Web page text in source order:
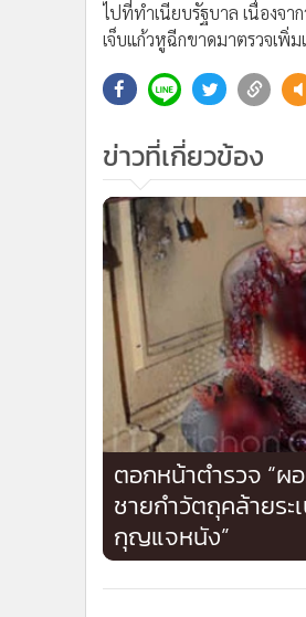
ไปที่ทำเนียบรัฐบาล เนื่องจ
เจ็บแก้วหูฉีกขาดมาตรวจเพิ่
ข่าวที่เกี่ยวข้อง
ตอกหน้าตำรวจ “ผ
ชายกำวัตถุคล้ายระ
กุญแจหนัง”